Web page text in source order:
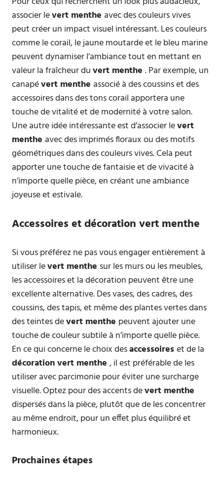
associer levert menthe avec des couleurs vives
peut créer un impact visuel intéressant. Les couleurs
comme le corail, le jaune moutarde et le bleu marine
peuvent dynamiser l’ambiance tout en mettant en
valeur la fraîcheur duvert menthe . Par exemple, un
canapévert menthe associé à des coussins et des
accessoires dans des tons corail apportera une
touche de vitalité et de modernité à votre salon.
Une autre idée intéressante est d’associer levert
menthe avec des imprimés floraux ou des motifs
géométriques dans des couleurs vives. Cela peut
apporter une touche de fantaisie et de vivacité à
n’importe quelle pièce, en créant une ambiance
joyeuse et estivale.
Accessoires et décoration vert menthe
Si vous préférez ne pas vous engager entièrement à
utiliser levert menthe sur les murs ou les meubles,
les accessoires et la décoration peuvent être une
excellente alternative. Des vases, des cadres, des
coussins, des tapis, et même des plantes vertes dans
des teintes devert menthe peuvent ajouter une
touche de couleur subtile à n’importe quelle pièce.
En ce qui concerne le choix desaccessoireset de la
décoration vert menthe , il est préférable de les
utiliser avec parcimonie pour éviter une surcharge
visuelle. Optez pour des accents devert menthe
dispersés dans la pièce, plutôt que de les concentrer
au même endroit, pour un effet plus équilibré et
harmonieux.
Prochaines étapes